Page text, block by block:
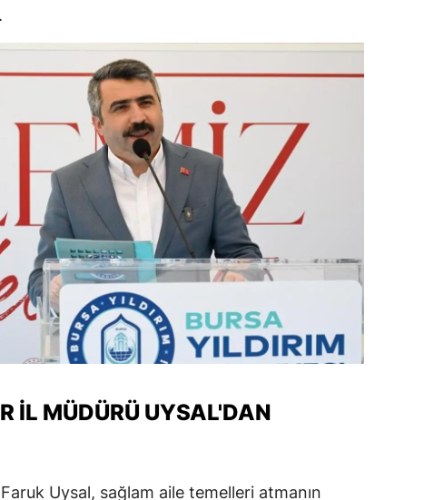
İL MÜDÜRÜ UYSAL'DAN
Uysal, sağlam aile temelleri atmanın